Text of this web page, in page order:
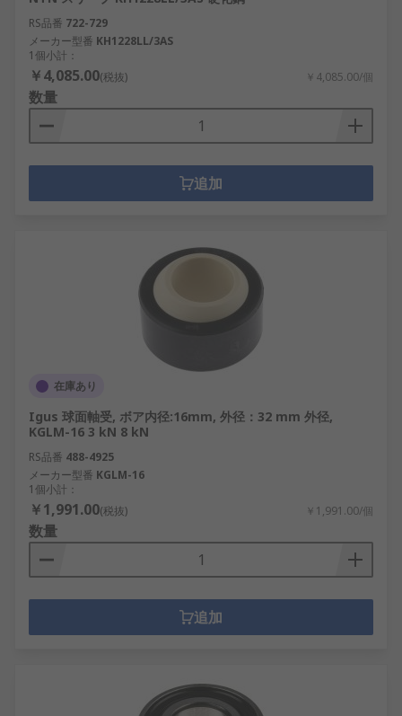
RS品番 722-729
メーカー型番 KH1228LL/3AS
1個小計：
￥4,085.00(税抜) ￥4,085.00/個
数量
追加
在庫あり
Igus 球面軸受, ボア内径:16mm, 外径：32 mm 外径,
KGLM-16 3 kN 8 kN
RS品番 488-4925
メーカー型番 KGLM-16
1個小計：
￥1,991.00(税抜) ￥1,991.00/個
数量
追加